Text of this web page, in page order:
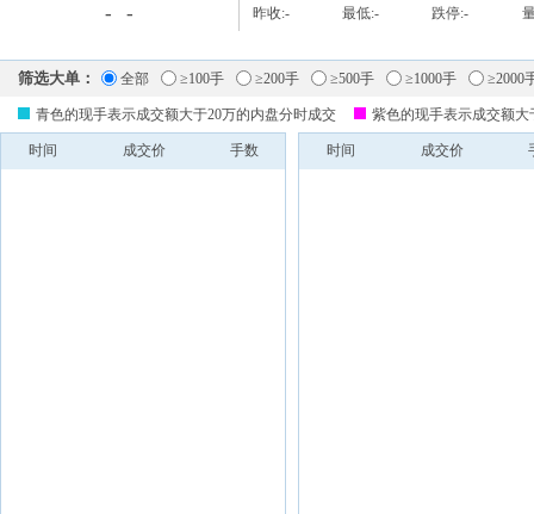
- - 昨收:- 最低:- 跌停:-
筛选大单： 全部 ≥100手 ≥200手 ≥500手 ≥1000手 ≥2000
青色的现手表示成交额大于20万的内盘分时成交 紫色的现手表示成交额
时间 成交价 手数 时间 成交价